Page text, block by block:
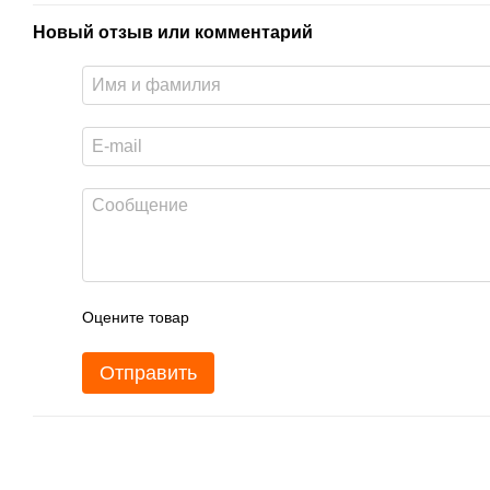
Новый отзыв или комментарий
Оцените товар
Отправить